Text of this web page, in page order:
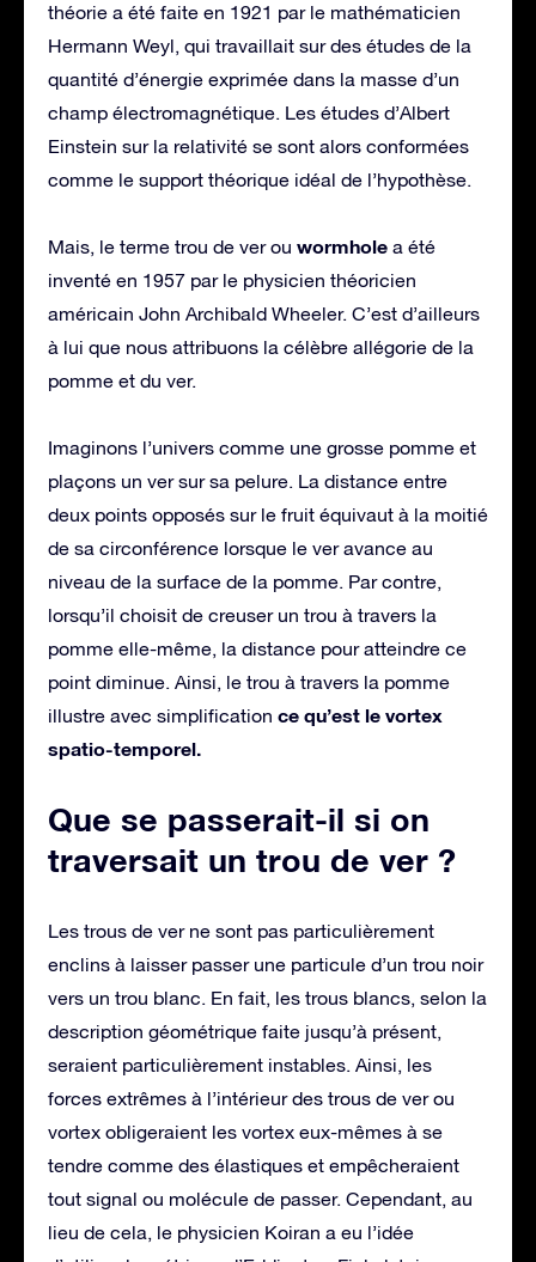
théorie a été faite en 1921 par le mathématicien
Hermann Weyl, qui travaillait sur des études de la
quantité d’énergie exprimée dans la masse d’un
champ électromagnétique. Les études d’Albert
Einstein sur la relativité se sont alors conformées
comme le support théorique idéal de l’hypothèse.
Mais, le terme trou de ver ou wormhole a été
inventé en 1957 par le physicien théoricien
américain John Archibald Wheeler. C’est d’ailleurs
à lui que nous attribuons la célèbre allégorie de la
pomme et du ver.
Imaginons l’univers comme une grosse pomme et
plaçons un ver sur sa pelure. La distance entre
deux points opposés sur le fruit équivaut à la moitié
de sa circonférence lorsque le ver avance au
niveau de la surface de la pomme. Par contre,
lorsqu’il choisit de creuser un trou à travers la
pomme elle-même, la distance pour atteindre ce
point diminue. Ainsi, le trou à travers la pomme
illustre avec simplification ce qu’est le vortex
spatio-temporel.
Que se passerait-il si on
traversait un trou de ver ?
Les trous de ver ne sont pas particulièrement
enclins à laisser passer une particule d’un trou noir
vers un trou blanc. En fait, les trous blancs, selon la
description géométrique faite jusqu’à présent,
seraient particulièrement instables. Ainsi, les
forces extrêmes à l’intérieur des trous de ver ou
vortex obligeraient les vortex eux-mêmes à se
tendre comme des élastiques et empêcheraient
tout signal ou molécule de passer. Cependant, au
lieu de cela, le physicien Koiran a eu l’idée